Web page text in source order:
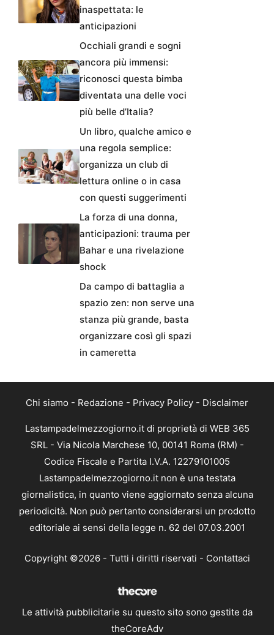
inaspettata: le
anticipazioni
Occhiali grandi e sogni
ancora più immensi:
riconosci questa bimba
diventata una delle voci
più belle d’Italia?
Un libro, qualche amico e
una regola semplice:
organizza un club di
lettura online o in casa
con questi suggerimenti
La forza di una donna,
anticipazioni: trauma per
Bahar e una rivelazione
shock
Da campo di battaglia a
spazio zen: non serve una
stanza più grande, basta
organizzare così gli spazi
in cameretta
Chi siamo - Redazione - Privacy Policy - Disclaimer
Lastampadelmezzogiorno.it di proprietà di WEB 365
SRL - Via Nicola Marchese 10, 00141 Roma (RM) -
Codice Fiscale e Partita I.V.A. 12279101005
Lastampadelmezzogiorno.it non è una testata
giornalistica, in quanto viene aggiornato senza alcuna
periodicità. Non può pertanto considerarsi un prodotto
editoriale ai sensi della legge n. 62 del 07.03.2001
Copyright ©2026 - Tutti i diritti riservati - Contattaci
Le attività pubblicitarie su questo sito sono gestite da
theCoreAdv